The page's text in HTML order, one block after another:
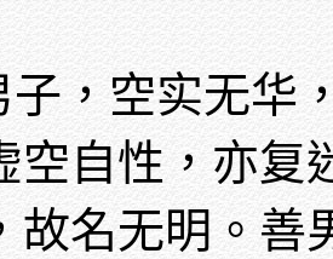
子，空实无华
空自性，亦复
故名无明。善